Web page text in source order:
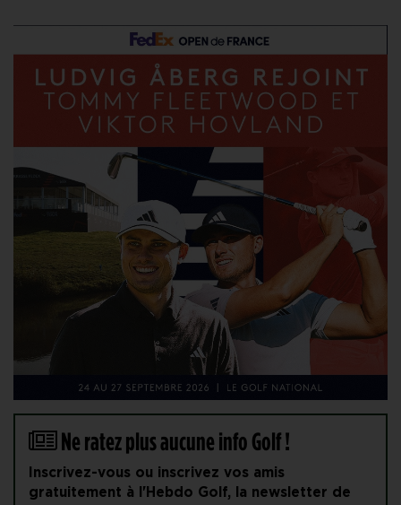
Ne ratez plus aucune info Golf !
Inscrivez-vous ou inscrivez vos amis
gratuitement à l'Hebdo Golf, la newsletter de